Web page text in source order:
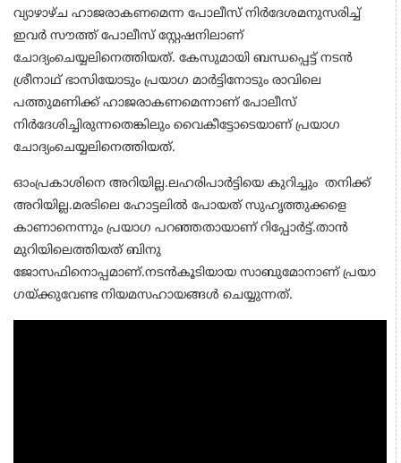
വ്യാഴാഴ്ച ഹാജരാകണമെന്ന പോലീസ് നിർദേശമനുസരിച്ച്
ഇവർ സൗത്ത് പോലീസ് സ്റ്റേഷനിലാണ്
ചോദ്യംചെയ്യലിനെത്തിയത്. കേസുമായി ബന്ധപ്പെട്ട് നടൻ
ശ്രീനാഥ് ഭാസിയോടും പ്രയാ​ഗ മാർട്ടിനോടും രാവിലെ
പത്തുമണിക്ക് ഹാജരാകണമെന്നാണ് പോലീസ്
നിർദേശിച്ചിരുന്നതെങ്കിലും വൈകീട്ടോടെയാണ് പ്രയാ​ഗ
ചോദ്യംചെയ്യലിനെത്തിയത്.
ഓംപ്രകാശിനെ അറിയില്ല.ലഹരിപാര്‍ട്ടിയെ കുറിച്ചും തനിക്ക്
അറിയില്ല.മരടിലെ ഹോട്ടലില്‍ പോയത് സുഹൃത്തുക്കളെ
കാണാനെന്നും പ്രയാഗ പറഞ്ഞതായാണ് റിപ്പോർട്ട്.താന്‍
മുറിയിലെത്തിയത് ബിനു
ജോസഫിനൊപ്പമാണ്.നടൻകൂടിയായ സാബുമോനാണ് പ്രയാ​
ഗയ്ക്കുവേണ്ട നിയമസഹായങ്ങൾ ചെയ്യുന്നത്.